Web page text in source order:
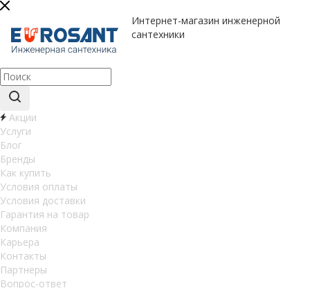
Интернет-магазин инженерной
сантехники
Акции
Услуги
Блог
Бренды
Как купить
Условия оплаты
Условия доставки
Гарантия на товар
Компания
Карьера
Контакты
Партнеры
Вопрос-ответ